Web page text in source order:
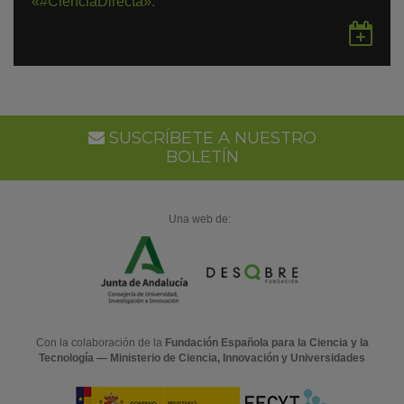
en
SUSCRÍBETE A NUESTRO
BOLETÍN
Una web de:
Con la colaboración de la Fundación Española para la Ciencia y la
Tecnología — Ministerio de Ciencia, Innovación y Universidades